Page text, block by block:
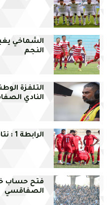
الشماخي
النجم
التلفزة
النادي
الرابطة 1 : نتائج الجولة 6 اياب و الترتيب
فتح حساب
الصفاقسي